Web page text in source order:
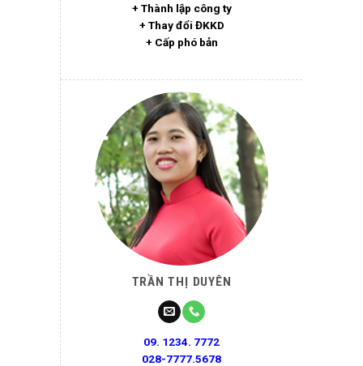
+ Thành lập công ty
+ Thay đổi ĐKKD
+ Cấp phó bản
TRẦN THỊ DUYÊN
09. 1234. 7772
028-7777.5678